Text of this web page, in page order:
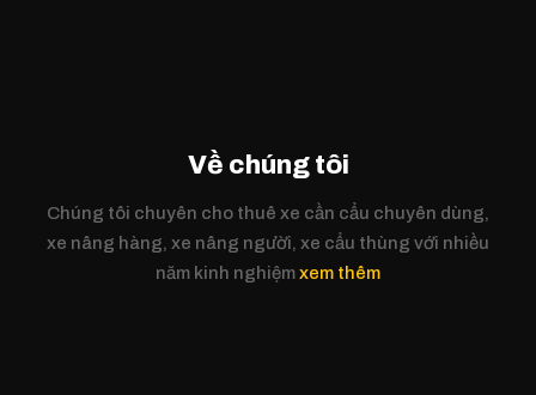
Về chúng tôi
Chúng tôi chuyên cho thuê xe cần cẩu chuyên dùng,
xe nâng hàng, xe nâng người, xe cẩu thùng với nhiều
năm kinh nghiệmxem thêm